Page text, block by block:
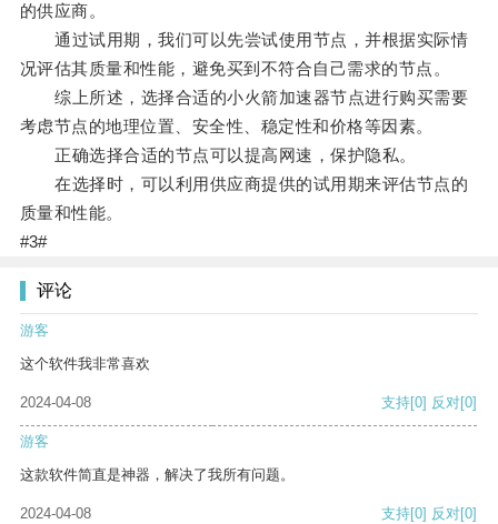
的供应商。
通过试用期，我们可以先尝试使用节点，并根据实际情
况评估其质量和性能，避免买到不符合自己需求的节点。
综上所述，选择合适的小火箭加速器节点进行购买需要
考虑节点的地理位置、安全性、稳定性和价格等因素。
正确选择合适的节点可以提高网速，保护隐私。
在选择时，可以利用供应商提供的试用期来评估节点的
质量和性能。
#3#
评论
游客
这个软件我非常喜欢
2024-04-08 支持[0] 反对[0]
游客
这款软件简直是神器，解决了我所有问题。
2024-04-08 支持[0] 反对[0]